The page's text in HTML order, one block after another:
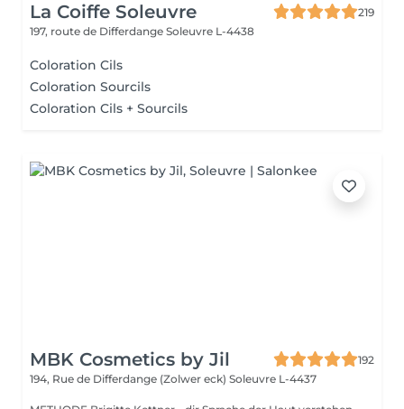
La Coiffe Soleuvre
219
197, route de Differdange Soleuvre L-4438
Coloration Cils
Coloration Sourcils
Coloration Cils + Sourcils
MBK Cosmetics by Jil
192
194, Rue de Differdange (Zolwer eck) Soleuvre L-4437